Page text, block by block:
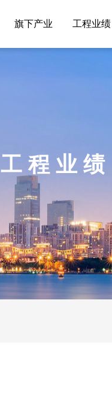
旗下产业 工程业绩
工程业绩